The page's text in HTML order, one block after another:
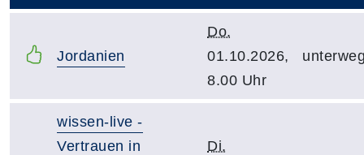
Jordanien
Do.
01.10.2026,
8.00 Uhr
wissen-live -
Vertrauen in
Di.